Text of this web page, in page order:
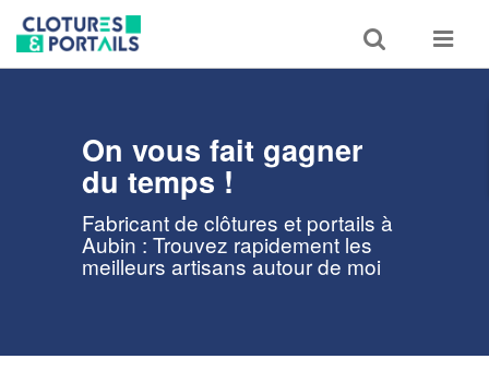
Toggle
search
Toggle
On vous fait gagner
du temps !
Fabricant de clôtures et portails à
Aubin : Trouvez rapidement les
meilleurs artisans autour de moi